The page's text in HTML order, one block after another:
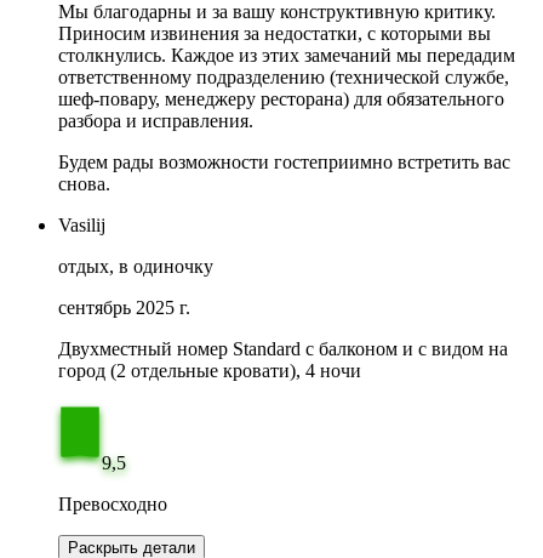
Мы благодарны и за вашу конструктивную критику.
Приносим извинения за недостатки, с которыми вы
столкнулись. Каждое из этих замечаний мы передадим
ответственному подразделению (технической службе,
шеф-повару, менеджеру ресторана) для обязательного
разбора и исправления.
Будем рады возможности гостеприимно встретить вас
снова.
Vasilij
отдых, в одиночку
сентябрь 2025 г.
Двухместный номер Standard с балконом и с видом на
город (2 отдельные кровати), 4 ночи
9,5
Превосходно
Раскрыть детали